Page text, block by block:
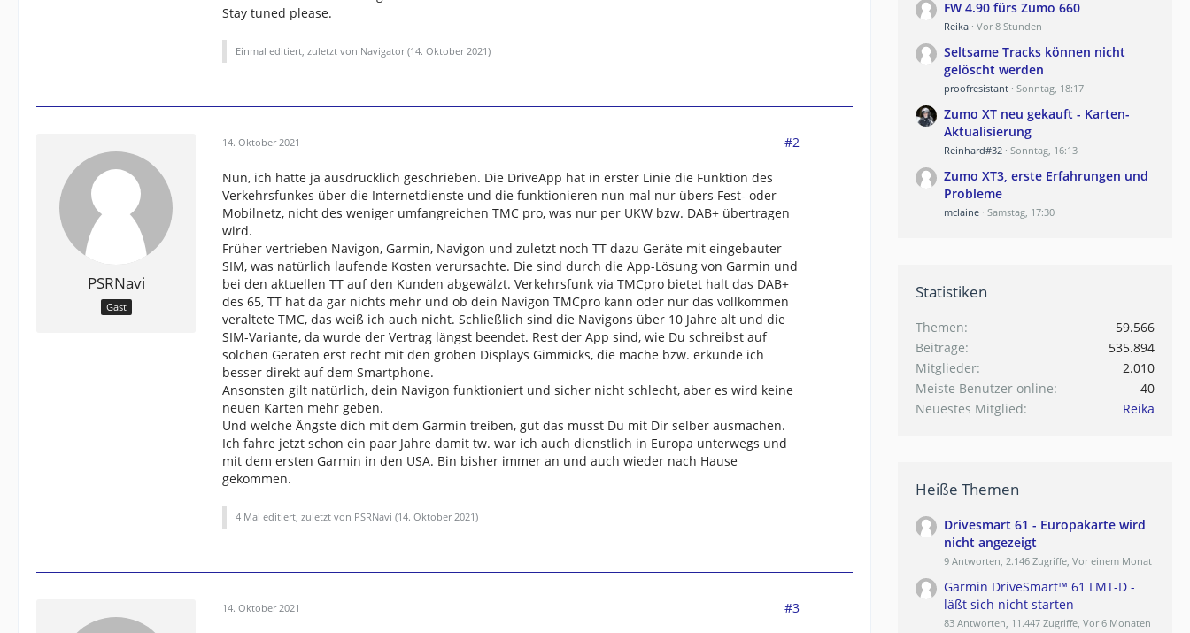
Stay tuned please.
Einmal editiert, zuletzt von Navigator (14. Oktober 2021)
PSRNavi
Gast
14. Oktober 2021 #2
Nun, ich hatte ja ausdrücklich geschrieben. Die DriveApp hat in erster Linie die Funktion des
Verkehrsfunkes über die Internetdienste und die funktionieren nun mal nur übers Fest- oder
Mobilnetz, nicht des weniger umfangreichen TMC pro, was nur per UKW bzw. DAB+ übertragen
wird.
Früher vertrieben Navigon, Garmin, Navigon und zuletzt noch TT dazu Geräte mit eingebauter
SIM, was natürlich laufende Kosten verursachte. Die sind durch die App-Lösung von Garmin und
bei den aktuellen TT auf den Kunden abgewälzt. Verkehrsfunk via TMCpro bietet halt das DAB+
des 65, TT hat da gar nichts mehr und ob dein Navigon TMCpro kann oder nur das vollkommen
veraltete TMC, das weiß ich auch nicht. Schließlich sind die Navigons über 10 Jahre alt und die
SIM-Variante, da wurde der Vertrag längst beendet. Rest der App sind, wie Du schreibst auf
solchen Geräten erst recht mit den groben Displays Gimmicks, die mache bzw. erkunde ich
besser direkt auf dem Smartphone.
Ansonsten gilt natürlich, dein Navigon funktioniert und sicher nicht schlecht, aber es wird keine
neuen Karten mehr geben.
Und welche Ängste dich mit dem Garmin treiben, gut das musst Du mit Dir selber ausmachen.
Ich fahre jetzt schon ein paar Jahre damit tw. war ich auch dienstlich in Europa unterwegs und
mit dem ersten Garmin in den USA. Bin bisher immer an und auch wieder nach Hause
gekommen.
4 Mal editiert, zuletzt von PSRNavi (14. Oktober 2021)
14. Oktober 2021 #3
FW 4.90 fürs Zumo 660
Reika Vor 8 Stunden
Seltsame Tracks können nicht
gelöscht werden
proofresistant Sonntag, 18:17
Zumo XT neu gekauft - Karten-
Aktualisierung
Reinhard#32 Sonntag, 16:13
Zumo XT3, erste Erfahrungen und
Probleme
mclaine Samstag, 17:30
Statistiken
Themen
59.566
Beiträge
535.894
Mitglieder
2.010
Meiste Benutzer online
40
Neuestes Mitglied
Reika
Heiße Themen
Drivesmart 61 - Europakarte wird
nicht angezeigt
9 Antworten, 2.146 Zugriffe, Vor einem Monat
Garmin DriveSmart™ 61 LMT-D -
läßt sich nicht starten
83 Antworten, 11.447 Zugriffe, Vor 6 Monaten